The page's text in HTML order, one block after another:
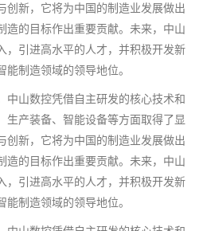
创新，它将为中国的制造业发展做出
造的目标作出重要贡献。未来，中山
，引进高水平的人才，并积极开发新
制造领域的领导地位。
中山数控凭借自主研发的核心技术和
生产装备、智能设备等方面取得了显
创新，它将为中国的制造业发展做出
造的目标作出重要贡献。未来，中山
，引进高水平的人才，并积极开发新
制造领域的领导地位。